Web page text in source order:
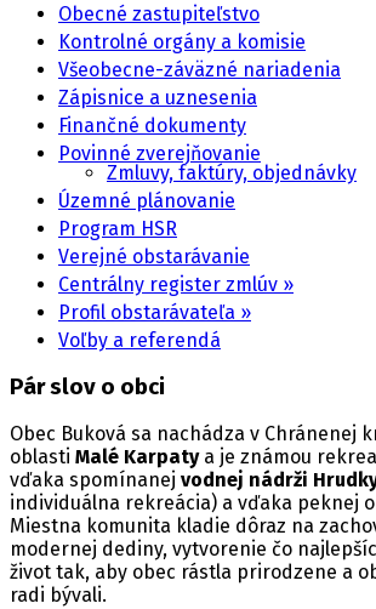
Obecné zastupiteľstvo
Kontrolné orgány a komisie
Všeobecne-záväzné nariadenia
Zápisnice a uznesenia
Finančné dokumenty
Povinné zverejňovanie
Zmluvy, faktúry, objednávky
Územné plánovanie
Program HSR
Verejné obstarávanie
Centrálny register zmlúv »
Profil obstarávateľa »
Voľby a referendá
Pár slov o obci
Obec Buková sa nachádza v Chránenej
oblasti Malé Karpatya je známou
vďaka spomínanej vodnej nádrži
individuálna rekreácia) a vďaka peknej
Miestna komunita kladie dôraz na
modernej dediny, vytvorenie čo
život tak, aby obec rástla prirodzene a
radi bývali.